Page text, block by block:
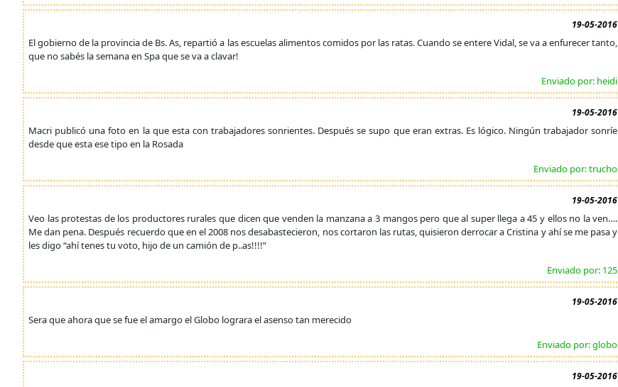
19-05-2016
El gobierno de la provincia de Bs. As, repartió a las escuelas alimentos comidos por las ratas. Cuando se entere Vidal, se va a enfurecer tanto,
que no sabés la semana en Spa que se va a clavar!
Enviado por: heidi
19-05-2016
Macri publicó una foto en la que esta con trabajadores sonrientes. Después se supo que eran extras. Es lógico. Ningún trabajador sonríe
desde que esta ese tipo en la Rosada
Enviado por: trucho
19-05-2016
Veo las protestas de los productores rurales que dicen que venden la manzana a 3 mangos pero que al super llega a 45 y ellos no la ven….
Me dan pena. Después recuerdo que en el 2008 nos desabastecieron, nos cortaron las rutas, quisieron derrocar a Cristina y ahí se me pasa y
les digo “ahí tenes tu voto, hijo de un camión de p..as!!!!”
Enviado por: 125
19-05-2016
Sera que ahora que se fue el amargo el Globo lograra el asenso tan merecido
Enviado por: globo
19-05-2016